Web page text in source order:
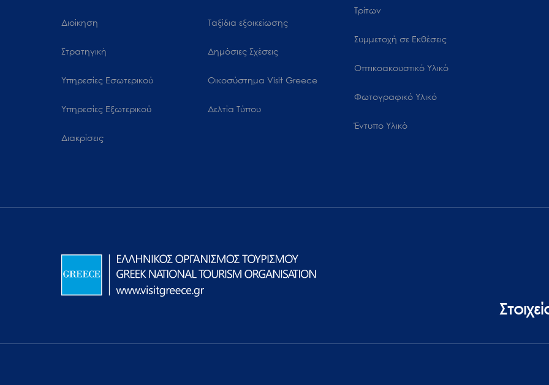
Διοίκηση
Στρατηγική
Υπηρεσίες Εσωτερικού
Υπηρεσίες Εξωτερικού
Διακρίσεις
Ταξίδια εξοικείωσης
Δημόσιες Σχέσεις
Oικοσύστημα Visit Greece
Δελτία Τύπου
Τρίτων
Συμμετοχή σε Εκθέσεις
Οπτικοακουστικό Υλικό
Φωτογραφικό Υλικό
Έντυπο Υλικό